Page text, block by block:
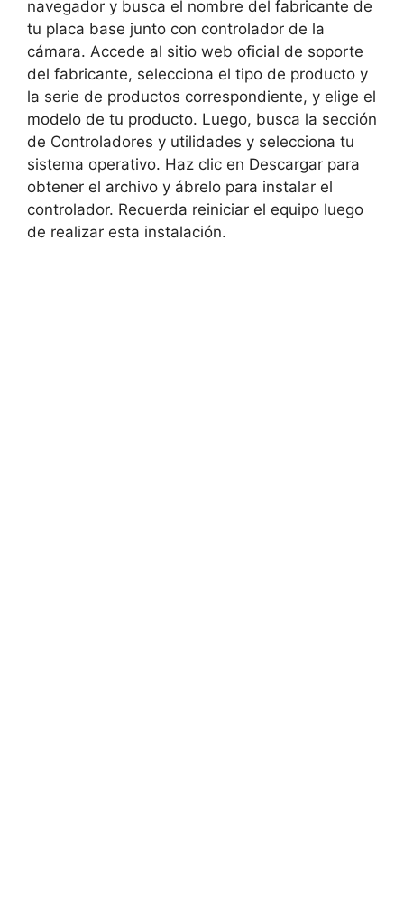
navegador y busca el nombre del fabricante de
tu placa base junto con controlador de la
cámara. Accede al sitio web oficial de soporte
del fabricante, selecciona el tipo de producto y
la serie de productos correspondiente, y elige el
modelo de tu producto. Luego, busca la sección
de Controladores y utilidades y selecciona tu
sistema operativo. Haz clic en Descargar para
obtener el archivo y ábrelo para instalar el
controlador. Recuerda reiniciar el equipo luego
de realizar esta instalación.